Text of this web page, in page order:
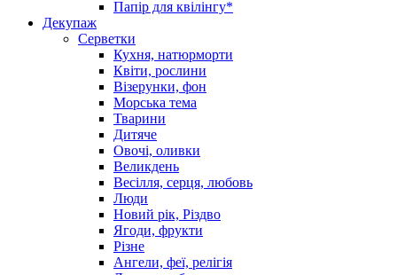
Папір для квілінгу*
Декупаж
Серветки
Кухня, натюрморти
Квіти, рослини
Візерунки, фон
Морська тема
Тварини
Дитяче
Овочі, оливки
Великдень
Весілля, серця, любовь
Люди
Новий рік, Різдво
Ягоди, фрукти
Різне
Ангели, феї, релігія